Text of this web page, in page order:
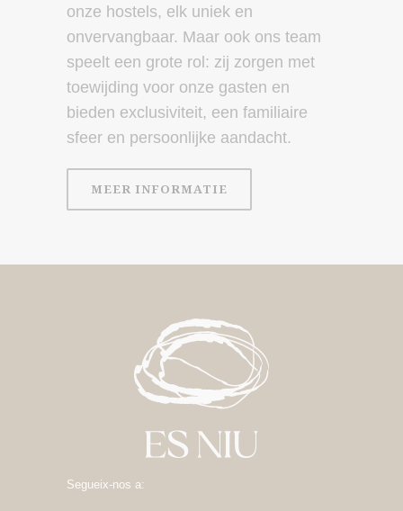
onze hostels, elk uniek en
onvervangbaar. Maar ook ons team
speelt een grote rol: zij zorgen met
toewijding voor onze gasten en
bieden exclusiviteit, een familiaire
sfeer en persoonlijke aandacht.
MEER INFORMATIE
Segueix-nos a: